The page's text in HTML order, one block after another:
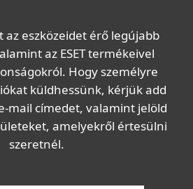
az eszközeidet érő legújabb
az ESET termékeivel
Hogy személyre
küldhessünk, kérjük add
mail címedet, valamint jelöld
amelyekről értesülni
szeretnél.